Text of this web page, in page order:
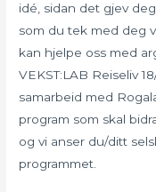
idé, sidan det gjev
som du tek med deg
kan hjelpe oss med
VEKST:LAB Reiseliv
samarbeid med
program som skal
og vi anser du/ditt
programmet.